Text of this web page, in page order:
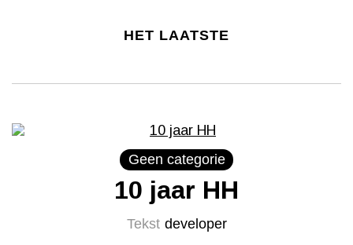
HET LAATSTE
Geen categorie
10 jaar HH
Tekst developer